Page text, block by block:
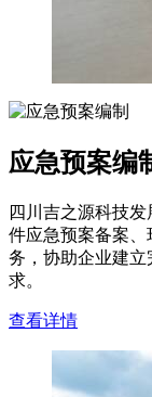
应急预案编
四川吉之源科技
件应急预案备案、
务，协助企业建
求。
查看详情